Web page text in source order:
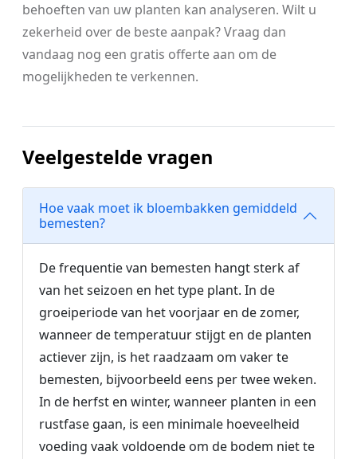
behoeften van uw planten kan analyseren. Wilt u
zekerheid over de beste aanpak? Vraag dan
vandaag nog een gratis offerte aan om de
mogelijkheden te verkennen.
Veelgestelde vragen
Hoe vaak moet ik bloembakken gemiddeld
bemesten?
De frequentie van bemesten hangt sterk af
van het seizoen en het type plant. In de
groeiperiode van het voorjaar en de zomer,
wanneer de temperatuur stijgt en de planten
actiever zijn, is het raadzaam om vaker te
bemesten, bijvoorbeeld eens per twee weken.
In de herfst en winter, wanneer planten in een
rustfase gaan, is een minimale hoeveelheid
voeding vaak voldoende om de bodem niet te